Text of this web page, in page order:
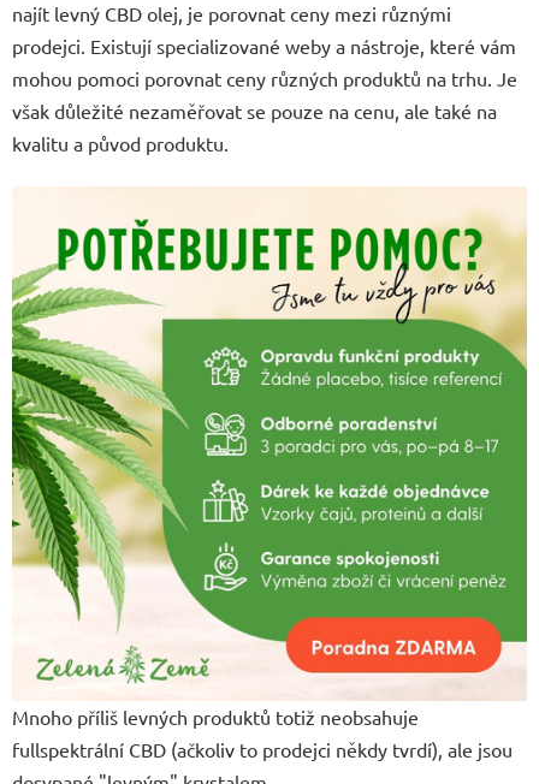
najít levný CBD olej, je porovnat ceny mezi různými
prodejci. Existují specializované weby a nástroje, které vám
mohou pomoci porovnat ceny různých produktů na trhu. Je
však důležité nezaměřovat se pouze na cenu, ale také na
kvalitu a původ produktu.
Mnoho příliš levných produktů totiž neobsahuje
fullspektrální CBD (ačkoliv to prodejci někdy tvrdí), ale jsou